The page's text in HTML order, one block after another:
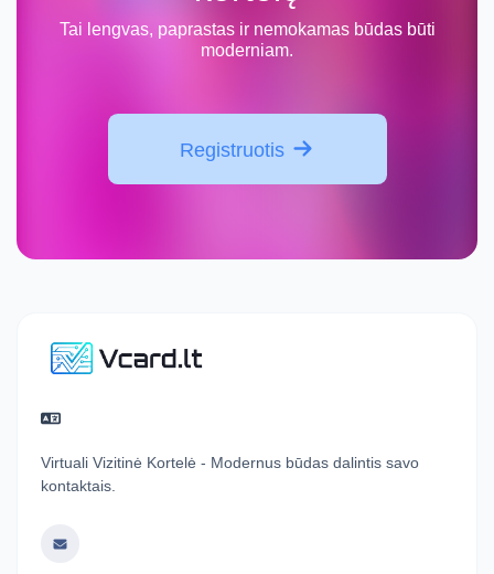
Tai lengvas, paprastas ir nemokamas būdas būti
moderniam.
Registruotis
Virtuali Vizitinė Kortelė - Modernus būdas dalintis savo
kontaktais.